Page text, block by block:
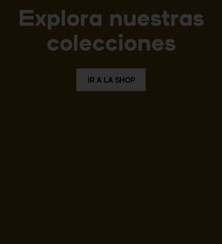
Explora nuestras
colecciones
IR A LA SHOP